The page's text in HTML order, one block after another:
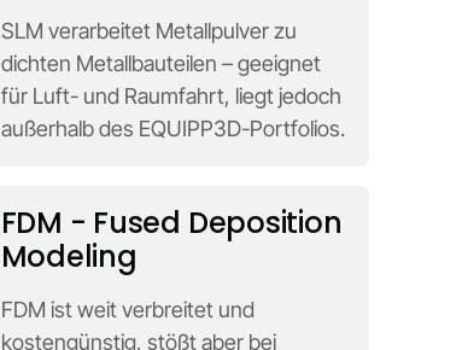
SLM verarbeitet Metallpulver zu
dichten Metallbauteilen – geeignet
für Luft- und Raumfahrt, liegt jedoch
außerhalb des EQUIPP3D-Portfolios.
FDM - Fused Deposition
Modeling
FDM ist weit verbreitet und
kostengünstig, stößt aber bei